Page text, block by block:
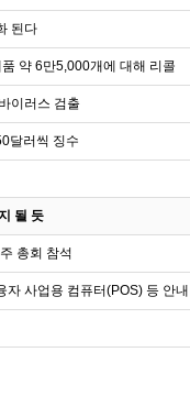
된다
약 6만5,000개에 대해 리콜
이러스 검출
달러씩 징수
될 듯
총회 참석
사업용 컴퓨터(POS) 등 안내